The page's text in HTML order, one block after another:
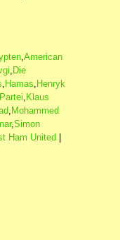
,American
, Die
, Hamas, Henryk
, Klaus
, Mohammed
,Simon
Ham United